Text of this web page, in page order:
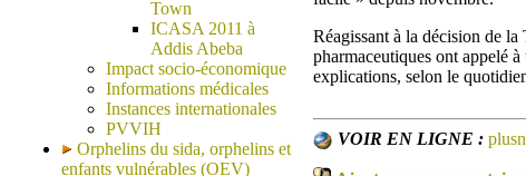
Town
ICASA 2011 à
Addis Abeba
Impact socio-économique
Informations médicales
Instances internationales
PVVIH
Orphelins du sida, orphelins et
enfants vulnérables (OEV)
Réagissant à la décision de la
pharmaceutiques ont appelé
explications, selon le
VOIR EN LIGNE :